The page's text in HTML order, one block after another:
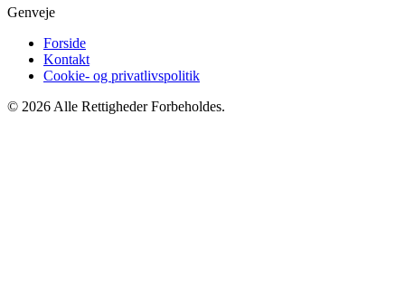
Genveje
Forside
Kontakt
Cookie- og privatlivspolitik
© 2026 Alle Rettigheder Forbeholdes.